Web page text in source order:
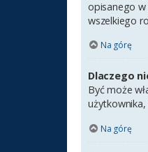
opisanego w
wszelkiego
Na górę
Dlaczego
Być może
Na górę